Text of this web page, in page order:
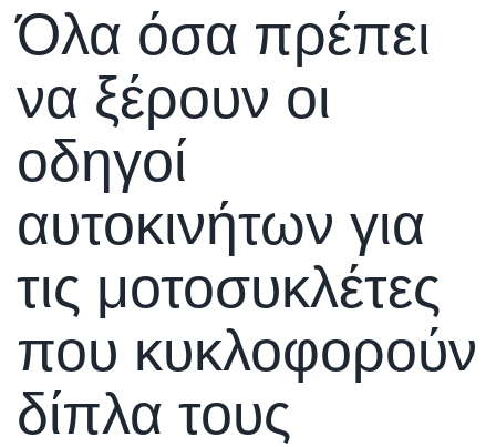
Όλα όσα πρέπει
να ξέρουν οι
οδηγοί
αυτοκινήτων για
τις μοτοσυκλέτες
που κυκλοφορούν
δίπλα τους